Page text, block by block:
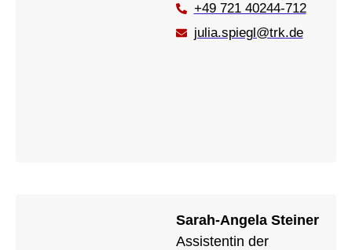
+49 721 40244-712
julia.spiegl@trk.de
Sarah-Angela Steiner
Assistentin der